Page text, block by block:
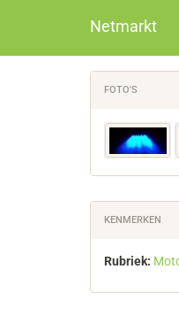
Netmarkt
FOTO'S
KENMERKEN
Rubriek: